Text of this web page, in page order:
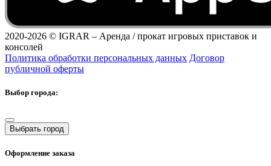
2020-2026 © IGRAR – Аренда / прокат игровых приставок и
консолей
Политика обработки персональных данных Договор
публичной оферты
Выбор города:
Выбрать город
Оформление заказа